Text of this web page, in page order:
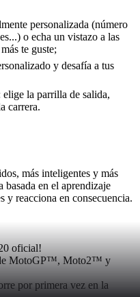
personalizada (número
o echa un vistazo a las
te guste;
y desafía a tus
la parrilla de salida,
carrera.
más inteligentes y más
basada en el aprendizaje
y reacciona en consecuencia.
oficial!
de MotoGP™, Moto2™ y
por primera vez en la